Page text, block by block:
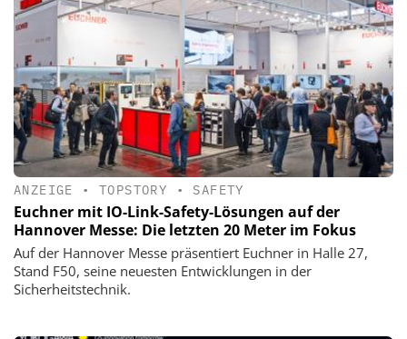
ANZEIGE •TOPSTORY • SAFETY
Euchner mit IO-Link-Safety-Lösungen auf der
Hannover Messe: Die letzten 20 Meter im Fokus
Auf der Hannover Messe präsentiert Euchner in Halle 27,
Stand F50, seine neuesten Entwicklungen in der
Sicherheitstechnik.